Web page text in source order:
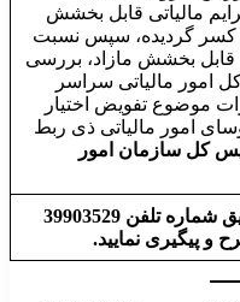
مالیاتی قابل بخشش
کسر گردیده، سپس نسبت
قابل بخشش مازاد، بررسی
مدیران کل امور مالیاتی سراسر
موضوع تفویض اختیار
امور مالیاتی ذی ربط
کل سازمان امور
لطفا هرگونه ابهام و توضیح را از طریق شماره تلفن 39903529
و پیگیری نمایید.